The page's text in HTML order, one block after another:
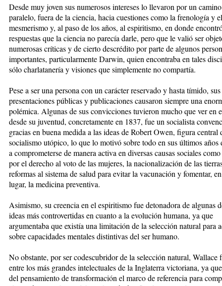
Desde muy joven sus numerosos intereses lo llevaron por un camino
paralelo, fuera de la ciencia, hacia cuestiones como la frenología y el
mesmerismoy, al paso de los años, al espiritismo, en donde
respuestas que la ciencia no parecía darle, pero que le valió ser
numerosas críticas y de cierto descrédito por parte de algunos
importantes, particularmente Darwin, quien encontraba en tales
sólo charlatanería y visiones que simplemente no compartía.
Pese a ser una persona con un carácter reservado y hasta tímido, sus
presentaciones públicas y publicaciones causaron siempre una
polémica. Algunas de sus convicciones tuvieron mucho que ver en
desde su juventud, concretamente en 1837, fue un socialista
gracias en buena medida a las ideas de Robert Owen, figura central
socialismo utópico, lo que lo motivó sobre todo en sus últimos años
a comprometerse de manera activa en diversas causas sociales
por el derecho al voto de las mujeres, la nacionalización de las
reformas al sistema de salud para evitar la vacunación y fomentar,
lugar, la medicina preventiva.
Asimismo, su creencia en el espiritismo fue detonadora de algunas
ideas más controvertidas en cuanto a la evolución humana, ya que
argumentaba que existía una limitación de la selección natural para
sobre capacidades mentales distintivas del ser humano.
No obstante, por ser codescubridorde la selección natural, Wallace
entre los más grandes intelectuales de la Inglaterra victoriana, ya
del pensamiento de transformación el marco de referencia para